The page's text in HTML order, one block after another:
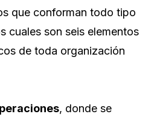
que conforman todo tipo
cuales son seis elementos
de toda organización
, donde se